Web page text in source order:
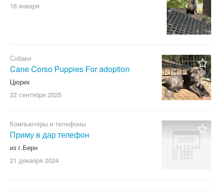
16 января
5
Собаки
Cane Corso Puppies For adoption
Цюрих
22 сентября 2025
Компьютеры и телефоны
Приму в дар телефон
из г.Берн
21 декабря 2024